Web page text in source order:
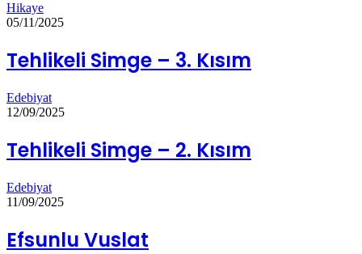
Hikaye
05/11/2025
Tehlikeli Simge – 3. Kısım
Edebiyat
12/09/2025
Tehlikeli Simge – 2. Kısım
Edebiyat
11/09/2025
Efsunlu Vuslat